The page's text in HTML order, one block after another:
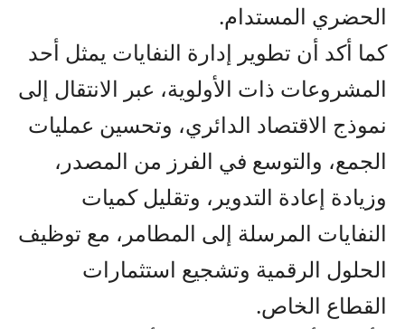
الحضري المستدام.
كما أكد أن تطوير إدارة النفايات يمثل أحد
المشروعات ذات الأولوية، عبر الانتقال إلى
نموذج الاقتصاد الدائري، وتحسين عمليات
الجمع، والتوسع في الفرز من المصدر،
وزيادة إعادة التدوير، وتقليل كميات
النفايات المرسلة إلى المطامر، مع توظيف
الحلول الرقمية وتشجيع استثمارات
القطاع الخاص.